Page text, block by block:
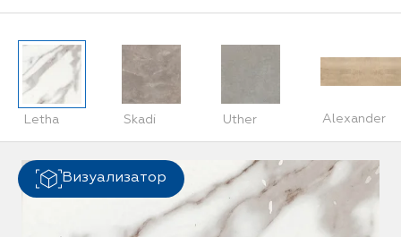
Letha Skadi Uther Alexander
Визуализатор
Коллекции
Укладка
Конструктор интерьера
Art Vinyl в интерьере
Статьи